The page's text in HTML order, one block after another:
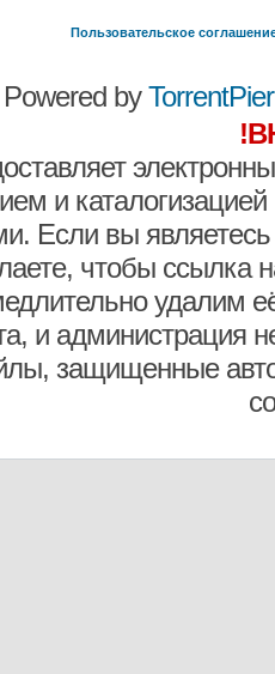
Пользовательское
Powered by
и
Если вы являетесь
чтобы ссылка
удалим
и администрация
защищенные